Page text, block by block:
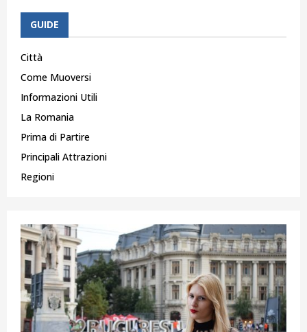
GUIDE
Città
Come Muoversi
Informazioni Utili
La Romania
Prima di Partire
Principali Attrazioni
Regioni